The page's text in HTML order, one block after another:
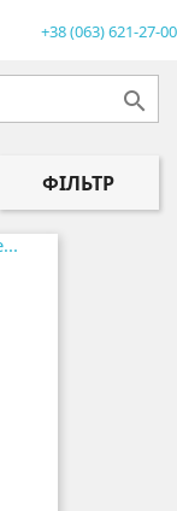
+38 (063) 621-27-00

ФІЛЬТР